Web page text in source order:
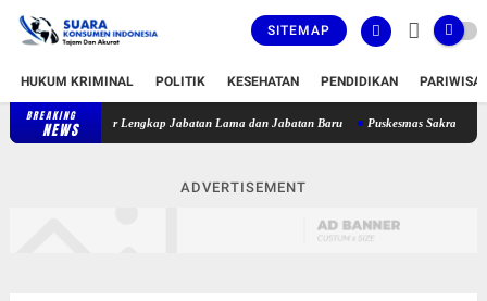
SITEMAP
HUKUM KRIMINAL POLITIK KESEHATAN PENDIDIKAN
BREAKING
NEWS Bupati Lombok Timur Lantik 36 Pejabat, Berikut Daftar Lengkap
ADVERTISEMENT